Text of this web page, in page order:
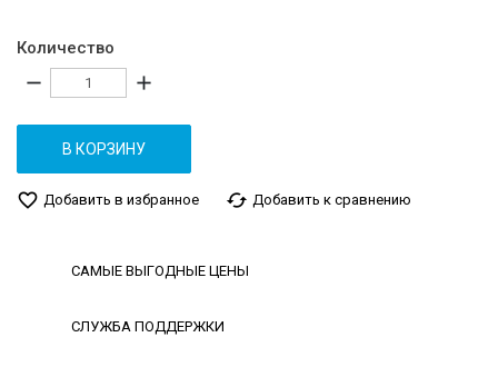
Количество
remove add
В КОРЗИНУ
favorite_border Добавить в избранное cached Добавить к сравнению
САМЫЕ ВЫГОДНЫЕ ЦЕНЫ
СЛУЖБА ПОДДЕРЖКИ